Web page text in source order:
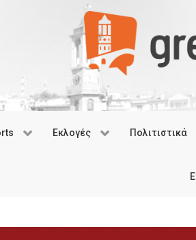
Εκλογές Πολιτιστικά